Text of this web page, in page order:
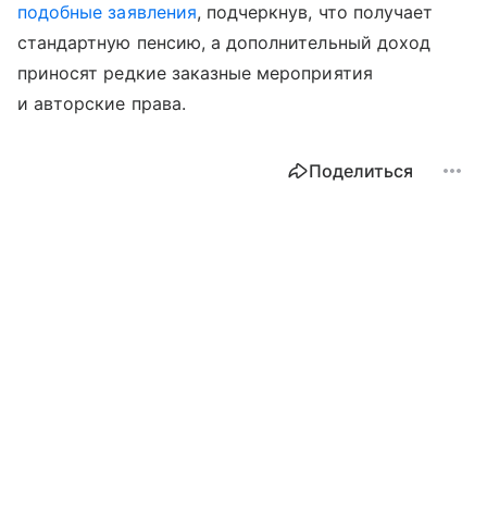
подобные заявления, подчеркнув, что получает
стандартную пенсию, а дополнительный доход
приносят редкие заказные мероприятия
и авторские права.
Поделиться